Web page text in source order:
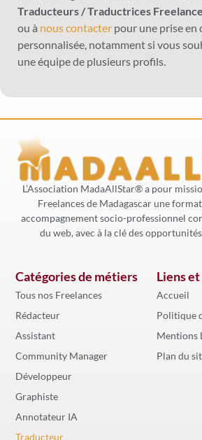
Traducteurs / Traductrices
ou à nous contacter pour une prise en
personnalisée, notamment si vous
une équipe de plusieurs profils.
L’Association MadaAllStar® a pour
Freelances de Madagascar une
accompagnement socio-professionnel
du web, avec à la clé des
Catégories de métiers
Tous nos Freelances
Rédacteur
Assistant
Community Manager
Développeur
Graphiste
Annotateur IA
Traducteur
Liens
Accueil
Politique
Mentions
Plan du